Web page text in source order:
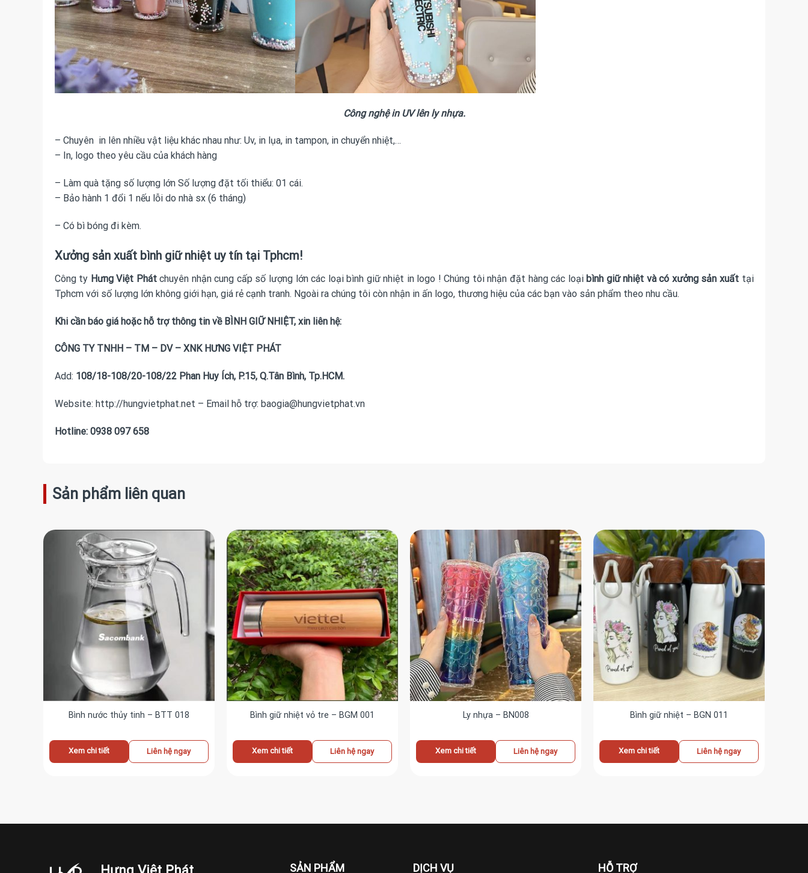
Công nghệ in UV lên ly nhựa.
– Chuyên in lên nhiều vật liệu khác nhau như: Uv, in lụa, in tampon, in chuyển nhiệt,…
– In, logo theo yêu cầu của khách hàng
– Làm quà tặng số lượng lớn Số lượng đặt tối thiểu: 01 cái.
– Bảo hành 1 đổi 1 nếu lỗi do nhà sx (6 tháng)
– Có bì bóng đi kèm.
Xưởng sản xuất bình giữ nhiệt uy tín tại Tphcm!
Công ty Hưng Việt Phátchuyên nhận cung cấp số lượng lớn các loạibình giữ nhiệt in logo ! Chúng tôi nhận đặt hàng các loại bình giữ nhiệt và có xưởng sản xuấttại
Tphcm với số lượng lớn không giới hạn, giá rẻ cạnh tranh. Ngoài ra chúng tôi còn nhận in ấn logo, thương hiệu của các bạn vào sản phẩm theo nhu cầu.
Khi cần báo giá hoặc hỗ trợ thông tin về BÌNH GIỮ NHIỆT, xin liên hệ:
CÔNG TY TNHH – TM – DV – XNK HƯNG VIỆT PHÁT
Add: 108/18-108/20-108/22 Phan Huy Ích, P.15, Q.Tân Bình, Tp.HCM.
Website: http://hungvietphat.net – Email hỗ trợ: baogia@hungvietphat.vn
Hotline: 0938 097 658
Sản phẩm liên quan
Bình nước thủy tinh – BTT 018
Xem chi tiết Liên hệ ngay
Bình giữ nhiệt vỏ tre – BGM 001
Xem chi tiết Liên hệ ngay
Ly nhựa – BN008
Xem chi tiết Liên hệ ngay
Bình giữ nhiệt – BGN 011
Xem chi tiết Liên hệ ngay
SẢN PHẨM DỊCH VỤ HỖ TRỢ